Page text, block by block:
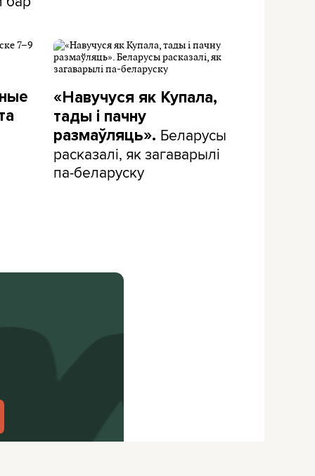
«Навучуся як Купала,
тады і пачну
размаўляць». Беларусы
расказалі, як загаварылі
па-беларуску